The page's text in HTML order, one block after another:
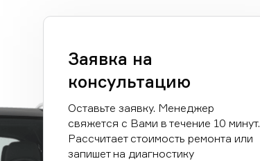
Заявка на
консультацию
Оставьте заявку. Менеджер
свяжется с Вами в течение 10 минут.
Рассчитает стоимость ремонта или
запишет на диагностику